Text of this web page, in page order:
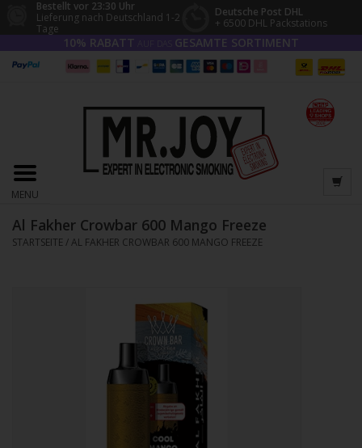
Bestellt vor 23:30 Uhr
Lieferung nach Deutschland 1-2
Tage
Deutsche Post DHL
+ 6500 DHL Packstations
10% RABATT GESAMTE SORTIMENT
MENU
Al Fakher Crowbar 600 Mango Freeze
STARTSEITE /AL FAKHER CROWBAR 600 MANGO FREEZE